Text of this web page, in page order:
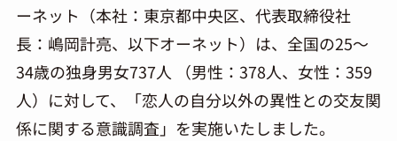
ーネット（本社：東京都中央区、代表取締役社
長：嶋岡計亮、以下オーネット）は、全国の25～
34歳の独身男女737人 （男性：378人、女性：359
人）に対して、「恋人の自分以外の異性との交友関
係に関する意識調査」を実施いたしました。